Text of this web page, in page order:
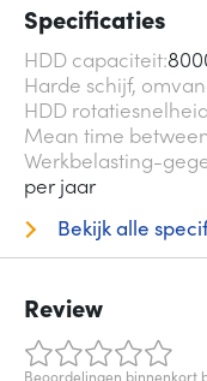
Specificaties
HDD capaciteit
Harde schijf,
HDD rotatiesnelheid
Mean time
Werkbelasting-
per jaar
Bekijk alle
Review
Beoordelingen binnenkort